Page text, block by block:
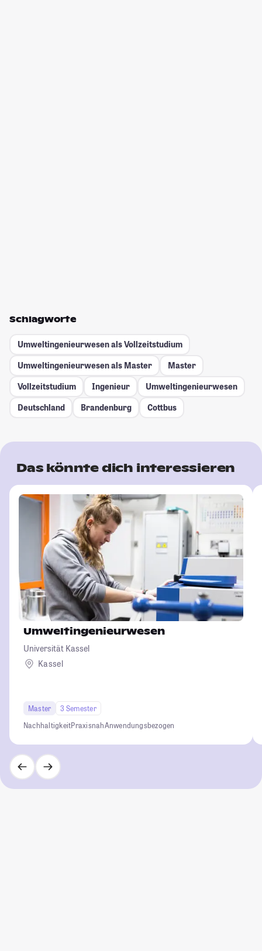
Schlagworte
Umweltingenieurwesen als Vollzeitstudium
Umweltingenieurwesen als Master
Master
Vollzeitstudium
Ingenieur
Umweltingenieurwesen
Deutschland
Brandenburg Cottbus
Das könnte dich interessieren
Umweltingenieurwesen
Universität Kassel
Kassel
Master
3 Semester
NachhaltigkeitPraxisnahAnwendungsbezogen